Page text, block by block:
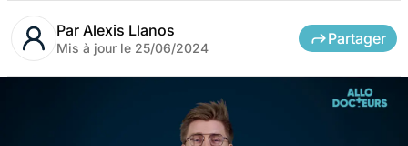
Par Alexis Llanos
Mis à jour le 25/06/2024
Partager